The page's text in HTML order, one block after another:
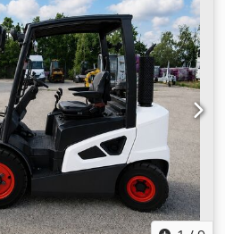
mm, vorklengte:2.400 mm,
Diesel,
600 Vorkbreedte: 180
klasse: Terminal West Masttype:
Transmissie: omvormer
Nieuw apparaat Technische
Superelastisch Voorbanden
Superelastisch
zijverschuiver,
ventiel, werklamp achter,
volledige cabine, volledige
buitenspiegel,